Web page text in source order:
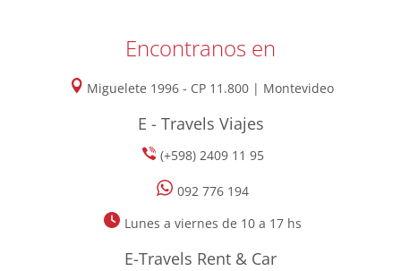
Encontranos en
Miguelete 1996 - CP 11.800 | Montevideo
E - Travels Viajes
(+598) 2409 11 95
092 776 194
Lunes a viernes de 10 a 17 hs
E-Travels Rent & Car